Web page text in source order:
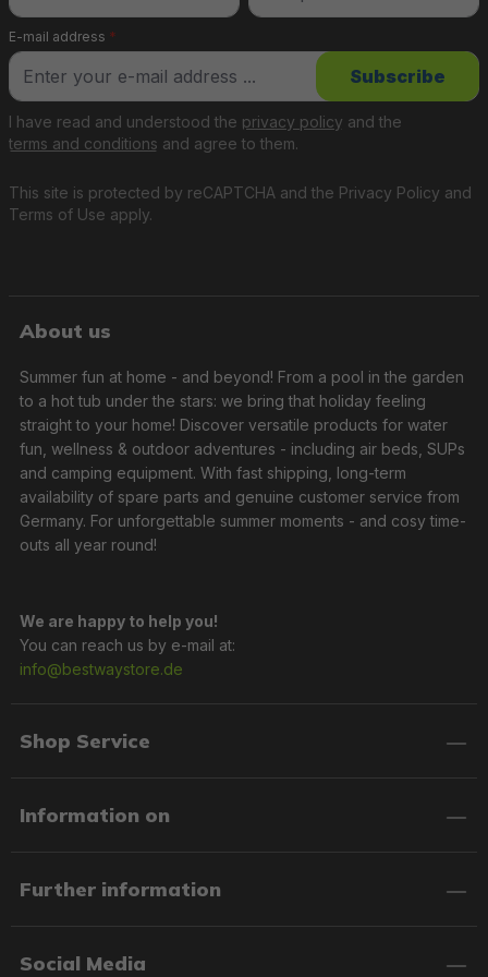
E-mail address *
This site is protected by reCAPTCHA and the Privacy Policy and
Terms of Use apply.
I have read and understood the privacy policy and the
terms and conditions and agree to them.
Subscribe
About us
Summer fun at home - and beyond! From a pool in the garden
to a hot tub under the stars: we bring that holiday feeling
straight to your home! Discover versatile products for water
fun, wellness & outdoor adventures - including air beds, SUPs
and camping equipment. With fast shipping, long-term
availability of spare parts and genuine customer service from
Germany. For unforgettable summer moments - and cosy time-
outs all year round!
We are happy to help you!
You can reach us by e-mail at:
info@bestwaystore.de
Shop Service
Information on
Further information
Social Media